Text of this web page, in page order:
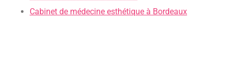
Cabinet de médecine esthétique à Bordeaux